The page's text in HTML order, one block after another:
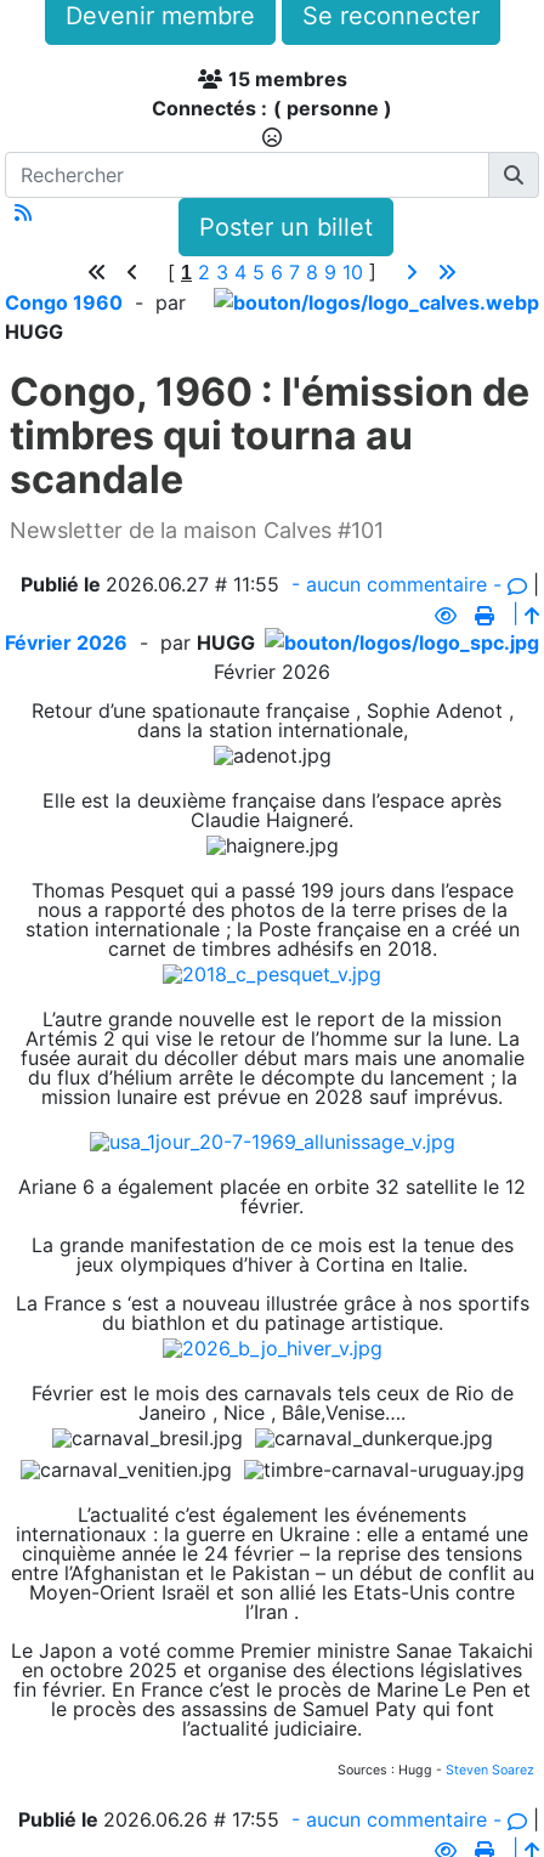
Devenir membre Se reconnecter
15 membres
Connectés : ( personne )
Poster un billet
[ 1 2 3 4 5 6 7 8 9 10 ]
Congo 1960 - par
HUGG
Congo, 1960 : l'émission de
timbres qui tourna au
scandale
Newsletter de la maison Calves #101
Publié le 2026.06.27 # 11:55 - aucun commentaire -
Février 2026 - par HUGG
Février 2026
Retour d’une spationaute française , Sophie Adenot ,
dans la station internationale,
Elle est la deuxième française dans l’espace après
Claudie Haigneré.
Thomas Pesquet qui a passé 199 jours dans l’espace
nous a rapporté des photos de la terre prises de la
station internationale ; la Poste française en a créé un
carnet de timbres adhésifs en 2018.
L’autre grande nouvelle est le report de la mission
Artémis 2 qui vise le retour de l’homme sur la lune. La
fusée aurait du décoller début mars mais une anomalie
du flux d’hélium arrête le décompte du lancement ; la
mission lunaire est prévue en 2028 sauf imprévus.
Ariane 6 a également placée en orbite 32 satellite le 12
février.
La grande manifestation de ce mois est la tenue des
jeux olympiques d’hiver à Cortina en Italie.
La France s ‘est a nouveau illustrée grâce à nos sportifs
du biathlon et du patinage artistique.
Février est le mois des carnavals tels ceux de Rio de
Janeiro , Nice , Bâle,Venise….
L’actualité c’est également les événements
internationaux : la guerre en Ukraine : elle a entamé une
cinquième année le 24 février – la reprise des tensions
entre l’Afghanistan et le Pakistan – un début de conflit au
Moyen-Orient Israël et son allié les Etats-Unis contre
l’Iran .
Le Japon a voté comme Premier ministre Sanae Takaichi
en octobre 2025 et organise des élections législatives
fin février. En France c’est le procès de Marine Le Pen et
le procès des assassins de Samuel Paty qui font
l’actualité judiciaire.
Sources : Hugg - Steven Soarez
Publié le 2026.06.26 # 17:55 - aucun commentaire -